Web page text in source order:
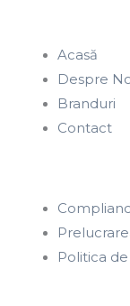
Acasă
Despre
Branduri
Contact
Politica